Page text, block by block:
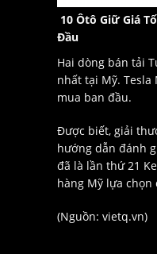
10 Ôtô Giữ Giá
Đầu
Hai dòng bán tải
nhất tại Mỹ. Tesla
mua ban đầu.
Được biết, giải
hướng dẫn đánh
đã là lần thứ 21
hàng Mỹ lựa
(Nguồn: vietq.vn)